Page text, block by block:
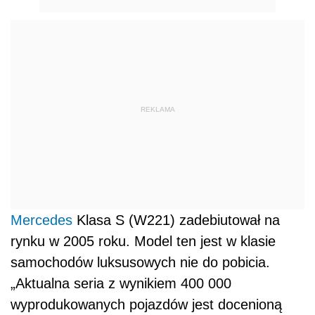
REKLAMA
Mercedes Klasa S (W221) zadebiutował na
rynku w 2005 roku. Model ten jest w klasie
samochodów luksusowych nie do pobicia.
„Aktualna seria z wynikiem 400 000
wyprodukowanych pojazdów jest docenioną